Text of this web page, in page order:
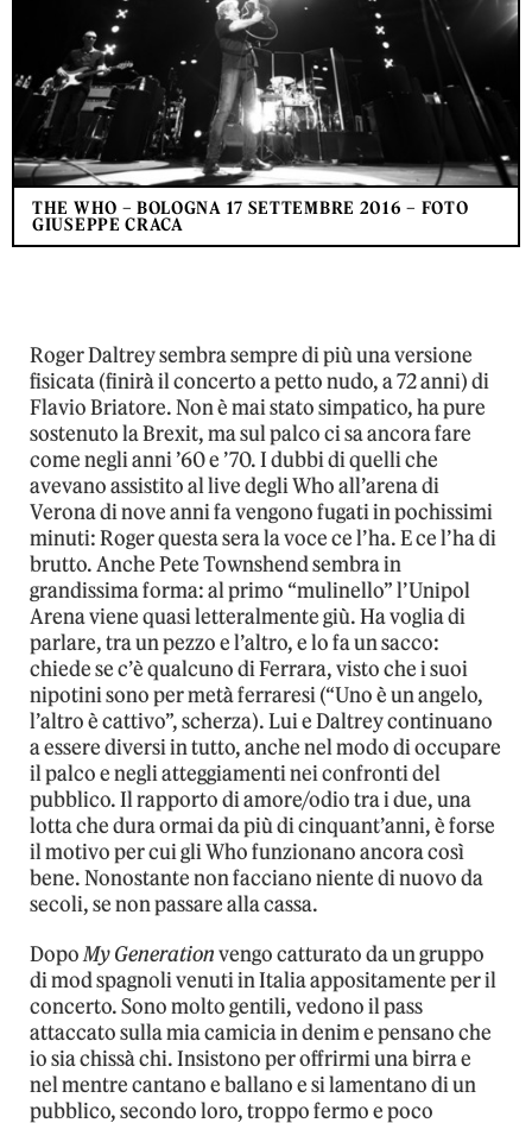
THE WHO – BOLOGNA 17 SETTEMBRE 2016 – FOTO
GIUSEPPE CRACA
Roger Daltrey sembra sempre di più una versione
fisicata (finirà il concerto a petto nudo, a 72 anni) di
Flavio Briatore. Non è mai stato simpatico, ha pure
sostenuto la Brexit, ma sul palco ci sa ancora fare
come negli anni ’60 e ’70. I dubbi di quelli che
avevano assistito al live degli Who all’arena di
Verona di nove anni fa vengono fugati in pochissimi
minuti: Roger questa sera la voce ce l’ha. E ce l’ha di
brutto. Anche Pete Townshend sembra in
grandissima forma: al primo “mulinello” l’Unipol
Arena viene quasi letteralmente giù. Ha voglia di
parlare, tra un pezzo e l’altro, e lo fa un sacco:
chiede se c’è qualcuno di Ferrara, visto che i suoi
nipotini sono per metà ferraresi (“Uno è un angelo,
l’altro è cattivo”, scherza). Lui e Daltrey continuano
a essere diversi in tutto, anche nel modo di occupare
il palco e negli atteggiamenti nei confronti del
pubblico. Il rapporto di amore/odio tra i due, una
lotta che dura ormai da più di cinquant’anni, è forse
il motivo per cui gli Who funzionano ancora così
bene. Nonostante non facciano niente di nuovo da
secoli, se non passare alla cassa.
DopoMy Generationvengo catturato da un gruppo
di mod spagnoli venuti in Italia appositamente per il
concerto. Sono molto gentili, vedono il pass
attaccato sulla mia camicia in denim e pensano che
io sia chissà chi. Insistono per offrirmi una birra e
nel mentre cantano e ballano e si lamentano di un
pubblico, secondo loro, troppo fermo e poco